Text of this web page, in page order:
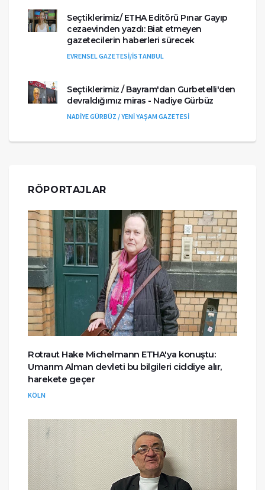
Seçtiklerimiz/ ETHA Editörü Pınar Gayıp
cezaevinden yazdı: Biat etmeyen
gazetecilerin haberleri sürecek
EVRENSEL GAZETESİ/İSTANBUL
Seçtiklerimiz / Bayram'dan Gurbetelli'den
devraldığımız miras - Nadiye Gürbüz
NADİYE GÜRBÜZ / YENİ YAŞAM GAZETESİ
RÖPORTAJLAR
Rotraut Hake Michelmann ETHA'ya konuştu:
Umarım Alman devleti bu bilgileri ciddiye alır,
harekete geçer
KÖLN